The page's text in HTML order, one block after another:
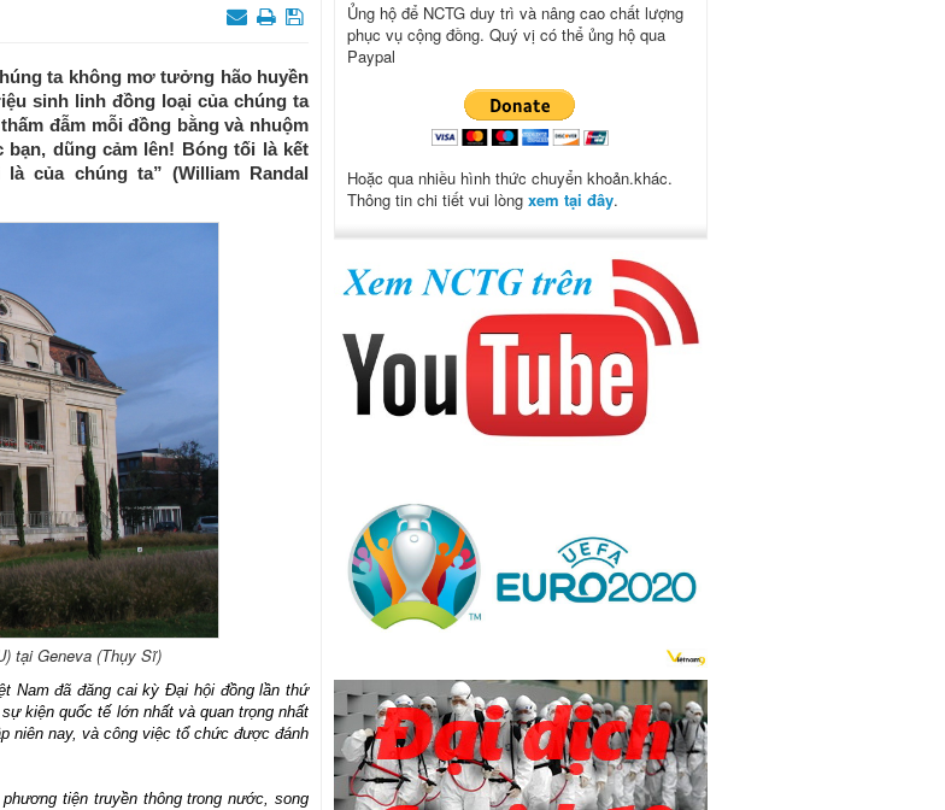
ta không mơ tưởng hão huyền
sinh linh đồng loại của chúng ta
đẫm mỗi đồng bằng và nhuộm
dũng cảm lên! Bóng tối là kết
của chúng ta” (William Randal
tại Geneva (Thụy Sĩ)
Nam đã đăng cai kỳ Đại hội đồng lần thứ
kiện quốc tế lớn nhất và quan trọng nhất
niên nay, và công việc tổ chức được đánh
tiện truyền thông trong nước, song
Ủng hộ để NCTG duy trì và nâng cao chất lượng
phục vụ cộng đồng. Quý vị có thể ủng hộ qua
Paypal
Hoặc qua nhiều hình thức chuyển khoản.khác.
Thông tin chi tiết vui lòng xem tại đây.